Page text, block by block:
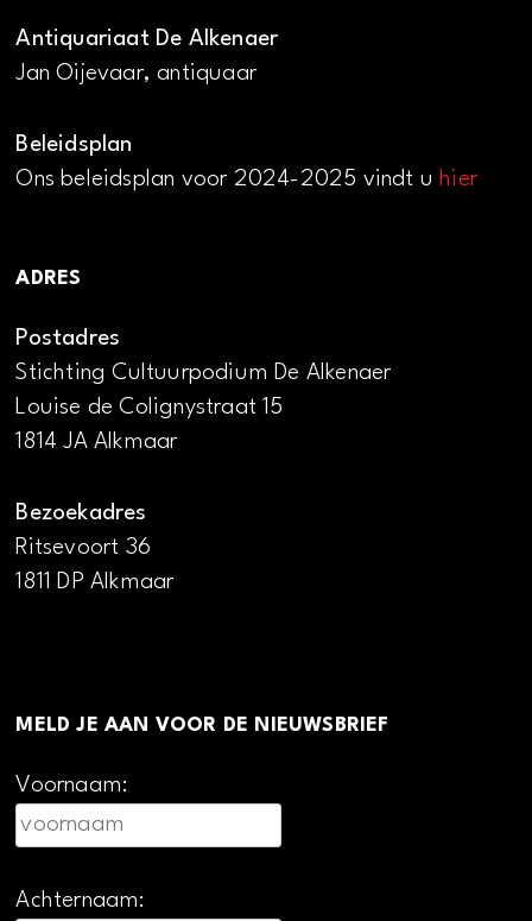
Antiquariaat De Alkenaer
Jan Oijevaar, antiquaar
Beleidsplan
Ons beleidsplan voor 2024-2025 vindt uhier
ADRES
Postadres
Stichting Cultuurpodium De Alkenaer
Louise de Colignystraat 15
1814 JA Alkmaar
Bezoekadres
Ritsevoort 36
1811 DP Alkmaar
MELD JE AAN VOOR DE NIEUWSBRIEF
Voornaam:
Achternaam: